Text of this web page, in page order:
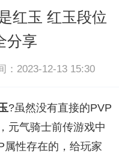
红玉 红玉段位
分享
：2023-12-13 15:30
?虽然没有直接的PVP
元气骑士前传游戏中
属性存在的，给玩家